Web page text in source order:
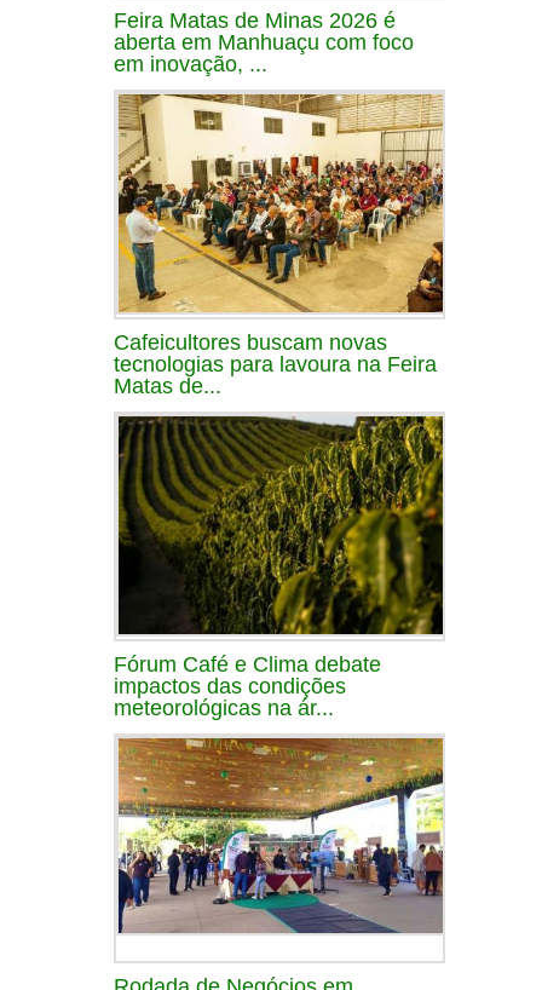
Feira Matas de Minas 2026 é
aberta em Manhuaçu com foco
em inovação, ...
Cafeicultores buscam novas
tecnologias para lavoura na Feira
Matas de...
Fórum Café e Clima debate
impactos das condições
meteorológicas na ár...